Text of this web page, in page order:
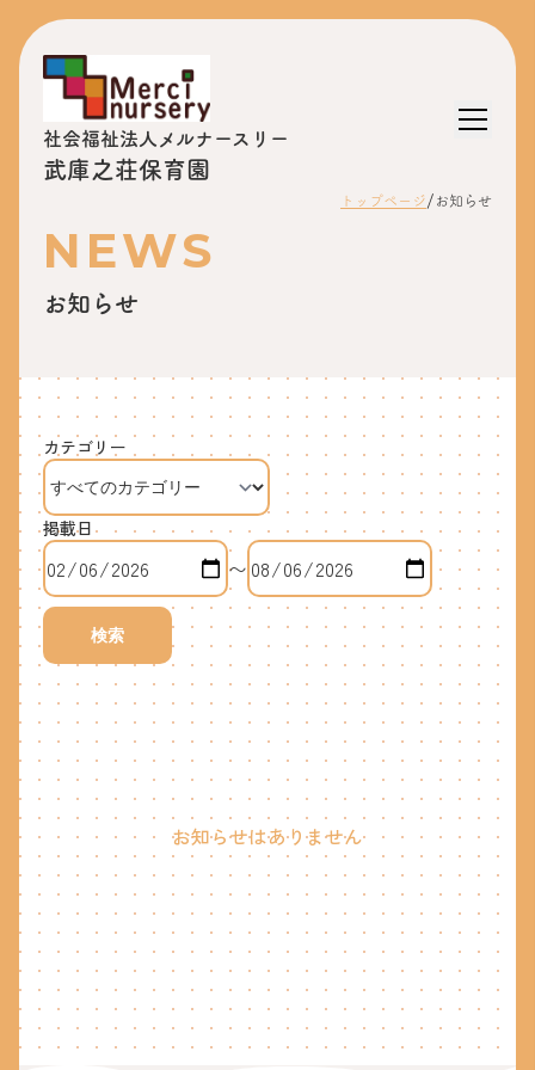
社会福祉法人メルナースリー
武庫之荘保育園
トップページ/ お知らせ
NEWS
お知らせ
カテゴリー
掲載日
〜
検索
お知らせはありません